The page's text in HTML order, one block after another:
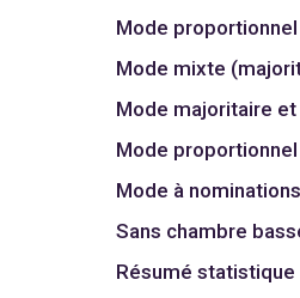
Mode proportionnel
Mode mixte
Mode majoritaire
Mode
Mode à nominations
Sans chambre
Résumé statistique